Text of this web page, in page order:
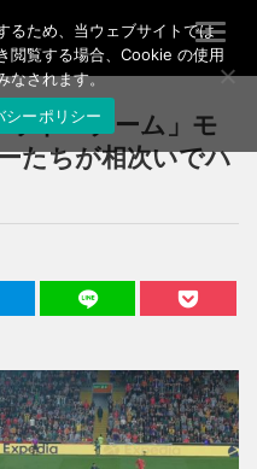
T
o
g
l
e
n
a
n
ト・チーム」モ
たちが相次いでハ
るため、当ウェブサイトでは
閲覧する場合、Cookie の使用
なされます。
シーポリシー